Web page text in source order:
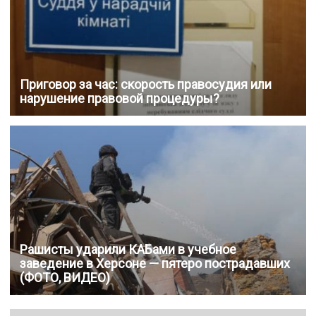
Приговор за час: скорость правосудия или
нарушение правовой процедуры?
Рашисты ударили КАБами в учебное
заведение в Херсоне — пятеро пострадавших
(ФОТО, ВИДЕО)